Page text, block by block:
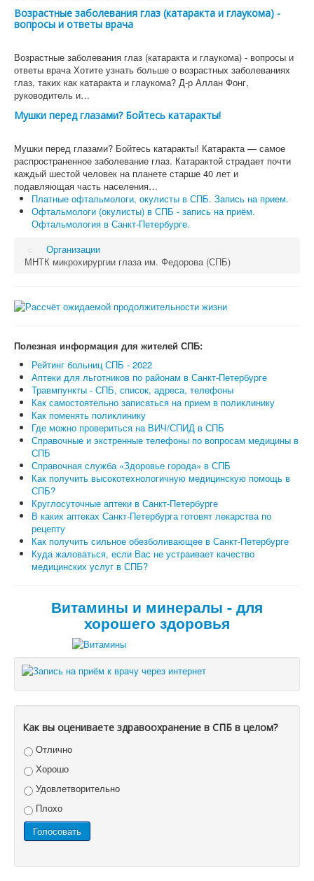
Возрастные заболевания глаз (катаракта и глаукома) -
вопросы и ответы врача
Возрастные заболевания глаз (катаракта и глаукома) - вопросы и
ответы врача Хотите узнать больше о возрастных заболеваниях
глаз, таких как катаракта и глаукома? Д-р Аллан Фонг,
руководитель и…
Мушки перед глазами? Бойтесь катаракты!
Мушки перед глазами? Бойтесь катаракты! Катаракта — самое
распространенное заболевание глаз. Катарактой страдает почти
каждый шестой человек на планете старше 40 лет и
подавляющая часть населения…
Платные офтальмологи, окулисты в СПБ. Запись на прием.
Офтальмологи (окулисты) в СПБ - запись на приём.
Офтальмология в Санкт-Петербурге.
Организации
МНТК микрохирургии глаза им. Федорова (СПБ)
Полезная информация для жителей СПБ:
Рейтинг больниц СПБ - 2022
Аптеки для льготников по районам в Санкт-Петербурге
Травмпункты - СПБ, список, адреса, телефоны
Как самостоятельно записаться на прием в поликлинику
Как поменять поликлинику
Где можно провериться на ВИЧ/СПИД в СПБ
Справочные и экстренные телефоны по вопросам медицины в
СПБ
Справочная служба «Здоровье города» в СПБ
Как получить высокотехнологичную медицинскую помощь в
СПБ?
Круглосуточные аптеки в Санкт-Петербурге
В каких аптеках Санкт-Петербурга готовят лекарства по
рецепту
Как получить сильное обезболивающее в Санкт-Петербурге
Куда жаловаться, если Вас не устраивает качество
медицинских услуг в СПБ?
Витамины и минералы - для
хорошего здоровья
Как вы оцениваете здравоохранение в СПБ в целом?
Отлично
Хорошо
Удовлетворительно
Плохо